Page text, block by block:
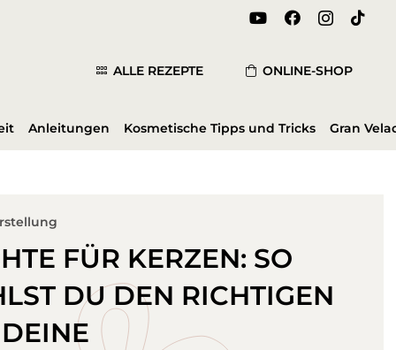
ALLE REZEPTE ONLINE-SHOP
Anleitungen Kosmetische Tipps und Tricks Gran
FÜR KERZEN: SO
DU DEN RICHTIGEN